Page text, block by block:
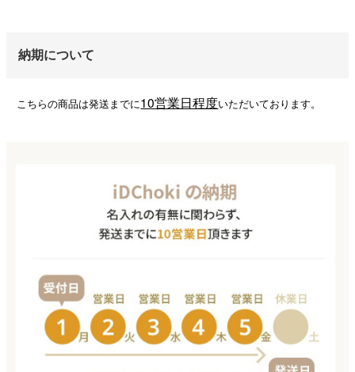
納期について
こちらの商品は発送までに10営業日程度いただいております。